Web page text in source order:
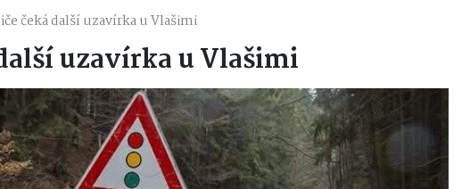
čeká další uzavírka u Vlašimi
uzavírka u Vlašimi